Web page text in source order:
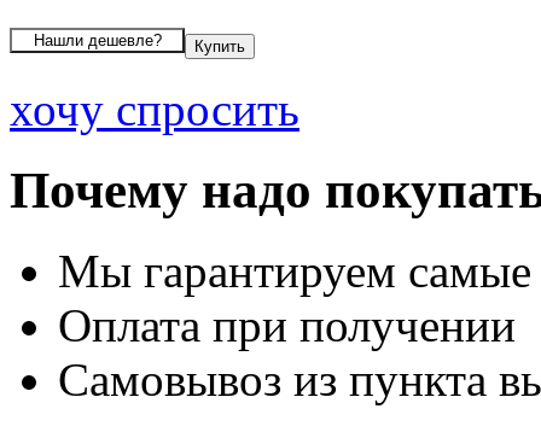
хочу спросить
Почему надо
Мы гарантируем
Оплата при получении
Самовывоз из пункта